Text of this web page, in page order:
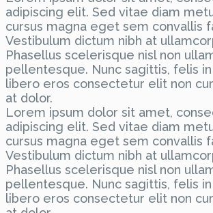
adipiscing elit. Sed vitae diam
cursus magna eget sem convallis
Vestibulum dictum nibh at
Phasellus scelerisque nisl non
pellentesque. Nunc sagittis, felis
libero eros consectetur elit non
at dolor.
Lorem ipsum dolor sit amet,
adipiscing elit. Sed vitae diam
cursus magna eget sem convallis
Vestibulum dictum nibh at
Phasellus scelerisque nisl non
pellentesque. Nunc sagittis, felis
libero eros consectetur elit non